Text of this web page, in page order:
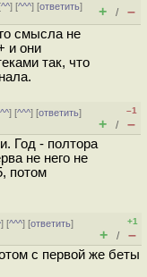
^^] [^^^] [ответить]
+ / –
смысла не
и они
так, что
^^] [^^^] [ответить]
–1
+ / –
Год - полтора
не него не
потом
] [^^^] [ответить]
+1
+ / –
с первой же беты